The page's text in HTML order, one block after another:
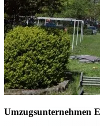
Umzugsunternehmen